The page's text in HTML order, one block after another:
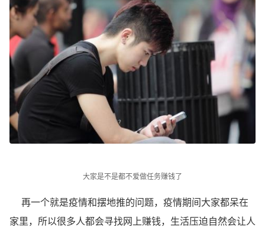
大家是不是都不爱做任务赚钱了
再一个就是疫情和摆地推的问题，疫情期间大家都呆在
家里，所以很多人都会寻找网上赚钱，生活压迫自然会让人